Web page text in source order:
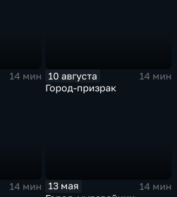
14 мин
10 августа
14 мин
Город-призрак
14 мин
13 мая
14 мин